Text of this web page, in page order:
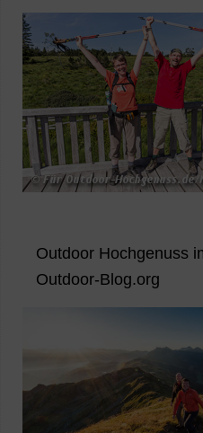
Outdoor Hochgenuss
Outdoor-Blog.org